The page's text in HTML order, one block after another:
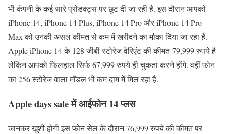
भी कंपनी के कई सारे प्रोडक्ट्स पर छूट दी जा रही है. इस दौरान आपको
iPhone 14, iPhone 14 Plus, iPhone 14 Pro और iPhone 14 Pro
Max को उनकी असल कीमत से कम में खरीदने का मौका दिया जा रहा है.
Apple iPhone 14 के 128 जीबी स्टोरेज वेरिएंट की कीमत 79,999 रुपये है
लेकिन आपको फिलहाल सिर्फ 67,999 रुपये ही चुकता करने होंगे. वहीं फोन
का 256 स्टोरेज वाला मॉडल भी कम दाम में मिल रहा है.
Apple days sale में आईफोन 14 प्लस
जानकर खुशी होगी इस फोन सेल के दौरान 76,999 रुपये की कीमत पर